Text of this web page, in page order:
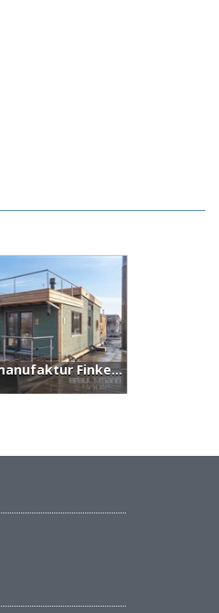
Hausboot-manufaktur Finkenriek 58 (2025)